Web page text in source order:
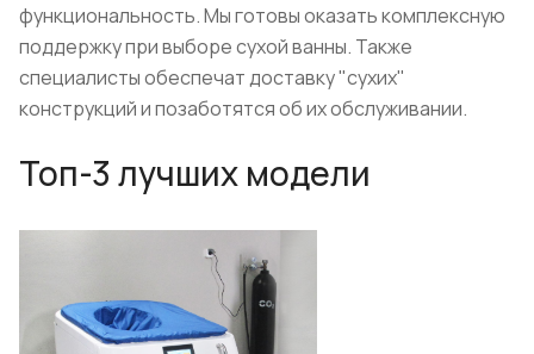
функциональность. Мы готовы оказать комплексную
поддержку при выборе сухой ванны. Также
специалисты обеспечат доставку "сухих"
конструкций и позаботятся об их обслуживании.
Топ-3 лучших модели